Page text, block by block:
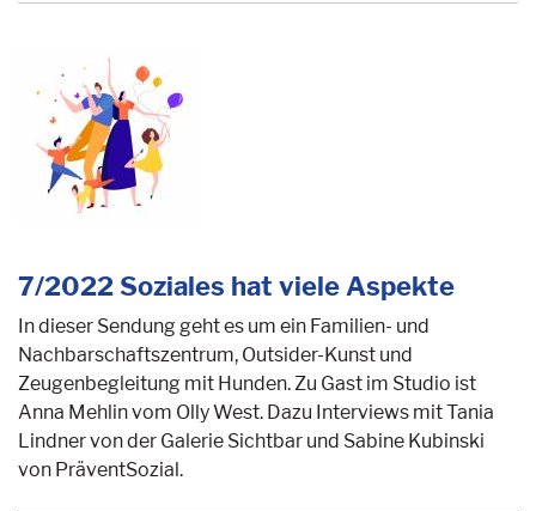
7/2022 Soziales hat viele Aspekte
In dieser Sendung geht es um ein Familien- und
Nachbarschaftszentrum, Outsider-Kunst und
Zeugenbegleitung mit Hunden. Zu Gast im Studio ist
Anna Mehlin vom Olly West. Dazu Interviews mit Tania
Lindner von der Galerie Sichtbar und Sabine Kubinski
von PräventSozial.